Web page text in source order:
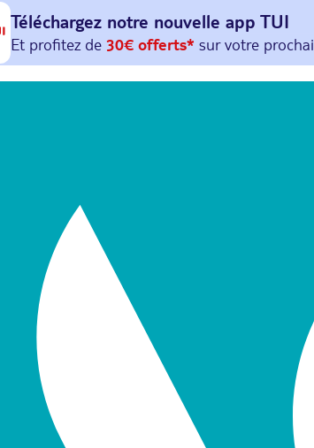
Téléchargez notre nouvelle app TUI
Et profitez de 30€ offerts*sur votre prochain
avec le code : HAPPYAPP